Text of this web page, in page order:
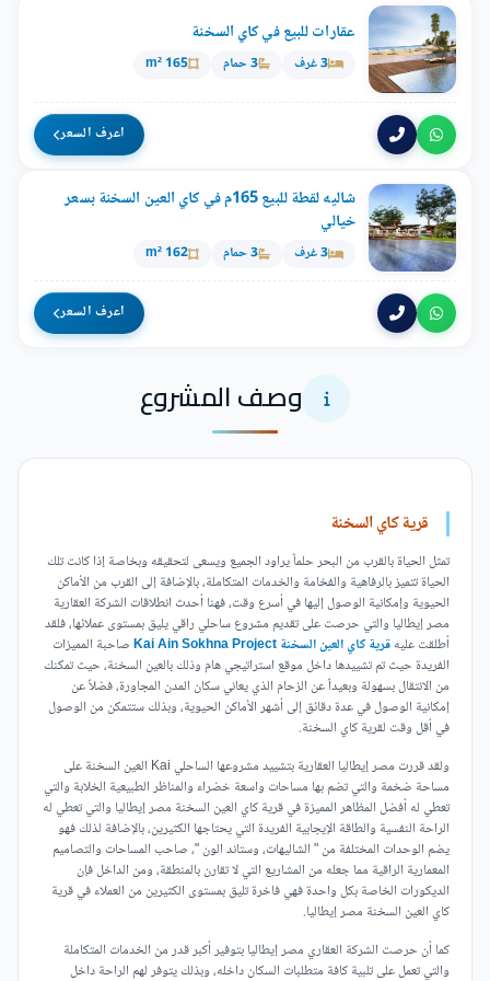
عقارات للبيع في كاي السخنة
3 غرف 3 حمام 165 m²
اعرف السعر
شاليه لقطة للبيع 165م في كاي العين السخنة بسعر
خيالي
3 غرف 3 حمام 162 m²
اعرف السعر
وصف المشروع
قرية كاي السخنة
تمثل الحياة بالقرب من البحر حلماً يراود الجميع ويسعى لتحقيقه وبخاصة إذا كانت تلك
الحياة تتميز بالرفاهية والفخامة والخدمات المتكاملة، بالإضافة إلى القرب من الأماكن
الحيوية وإمكانية الوصول إليها في أسرع وقت، فهنا أحدث انطلاقات الشركة العقارية
مصر إيطاليا والتي حرصت على تقديم مشروع ساحلي راقي يليق بمستوى عملائها، فلقد
أطلقت عليهقرية كاي العين السخنة Kai Ain Sokhna Project
صاحبة المميزات
الفريدة حيث تم تشييدها داخل موقع استراتيجي هام وذلك بالعين السخنة، حيث تمكنك
من الانتقال بسهولة وبعيداً عن الزحام الذي يعاني سكان المدن المجاورة، فضلاً عن
إمكانية الوصول في عدة دقائق إلى أشهر الأماكن الحيوية، وبذلك ستتمكن من الوصول
في أقل وقت لقرية كاي السخنة.
ولقد قررت مصر إيطاليا العقارية بتشييد مشروعها الساحلي Kai العين السخنة على
مساحة ضخمة والتي تضم بها مساحات واسعة خضراء والمناظر الطبيعية الخلابة والتي
تعطي له أفضل المظاهر المميزة في قرية كاي العين السخنة مصر إيطاليا والتي تعطي له
الراحة النفسية والطاقة الإيجابية الفريدة التي يحتاجها الكثيرين، بالإضافة لذلك فهو
يضم الوحدات المختلفة من " الشاليهات، وستاند الون "، صاحب المساحات والتصاميم
المعمارية الراقية مما جعله من المشاريع التي لا تقارن بالمنطقة، ومن الداخل فإن
الديكورات الخاصة بكل واحدة فهي فاخرة تليق بمستوى الكثيرين من العملاء في قرية
كاي العين السخنة مصر إيطاليا.
كما أن حرصت الشركة العقاري مصر إيطاليا بتوفير أكبر قدر من الخدمات المتكاملة
والتي تعمل على تلبية كافة متطلبات السكان داخله، وبذلك يتوفر لهم الراحة داخل